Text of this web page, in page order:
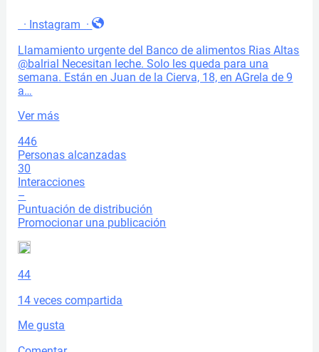
· Instagram ·
Llamamiento urgente del Banco de alimentos Rias Altas
@balrial Necesitan leche. Solo les queda para una
semana. Están en Juan de la Cierva, 18, en AGrela de 9
a…
Ver más
446
Personas alcanzadas
30
Interacciones
–
Puntuación de distribución
Promocionar una publicación
44
14 veces compartida
Me gusta